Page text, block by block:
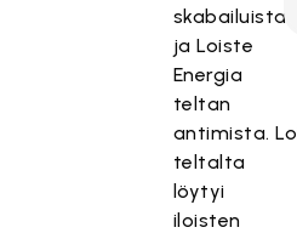
skabailuista
ja Loiste
Energia
teltan
antimista.
teltalta
löytyi
iloisten